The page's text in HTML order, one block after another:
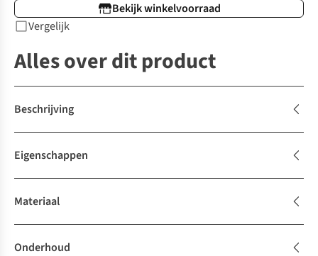
Bekijk winkelvoorraad
Vergelijk
Alles over dit product
Beschrijving
Eigenschappen
Materiaal
Onderhoud